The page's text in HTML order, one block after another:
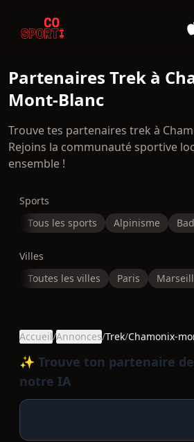
Partenaires Trek à
Mont-Blanc
Trouve tes partenaires trek à
Rejoins la communauté sportive
ensemble !
Sports
Tous les sports
Alpinisme
Villes
Toutes les villes
Paris
Accueil/Annonces/Trek/Chamonix-
✨ Trouve ton partenaire
notre IA